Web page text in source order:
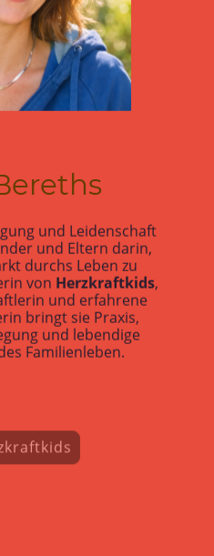
und Leidenschaft
und Eltern darin,
durchs Leben zu
vonHerzkraftkids
und erfahrene
bringt sie Praxis,
und lebendige
Familienleben.